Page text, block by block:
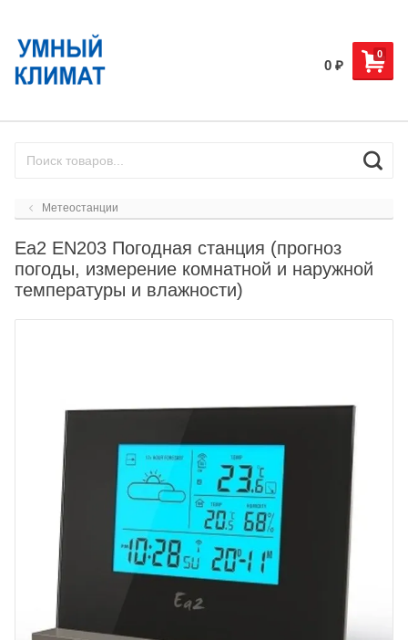
0
0 ₽
Метеостанции
Ea2 EN203 Погодная станция (прогноз
погоды, измерение комнатной и наружной
температуры и влажности)